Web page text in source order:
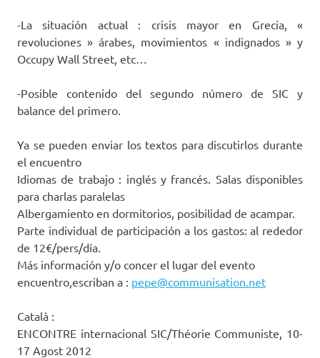
-La situación actual : crisis mayor en Grecia, «
revoluciones » árabes, movimientos « indignados » y
Occupy Wall Street, etc…
-Posible contenido del segundo número de SIC y
balance del primero.
Ya se pueden enviar los textos para discutirlos durante
el encuentro
Idiomas de trabajo : inglés y francés. Salas disponibles
para charlas paralelas
Albergamiento en dormitorios, posibilidad de acampar.
Parte individual de participación a los gastos: al rededor
de 12€/pers/día.
Más información y/o concer el lugar del evento
encuentro,escriban a : pepe@communisation.net
Català :
ENCONTRE internacional SIC/Théorie Communiste, 10-
17 Agost 2012